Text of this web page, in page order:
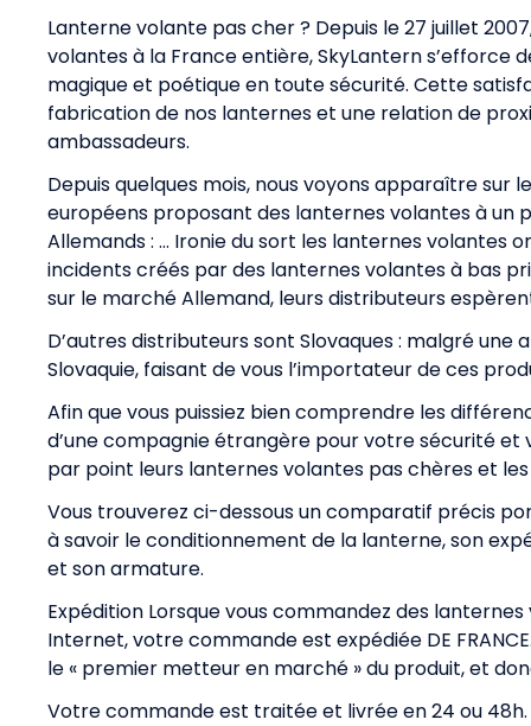
Lanterne volante pas cher ? Depuis le 27 juillet
volantes à la France entière, SkyLantern s’efforce
magique et poétique en toute sécurité. Cette
fabrication de nos lanternes et une relation de
ambassadeurs.
Depuis quelques mois, nous voyons apparaître
européens proposant des lanternes volantes à un
Allemands : … Ironie du sort les lanternes volantes
incidents créés par des lanternes volantes à bas
sur le marché Allemand, leurs distributeurs
D’autres distributeurs sont Slovaques : malgré
Slovaquie, faisant de vous l’importateur de ces
Afin que vous puissiez bien comprendre les
d’une compagnie étrangère pour votre sécurité
par point leurs lanternes volantes pas chères et
Vous trouverez ci-dessous un comparatif précis
à savoir le conditionnement de la lanterne, son
et son armature.
Expédition Lorsque vous commandez des
Internet, votre commande est expédiée DE
le « premier metteur en marché » du produit, et
Votre commande est traitée et livrée en 24 ou 48h.